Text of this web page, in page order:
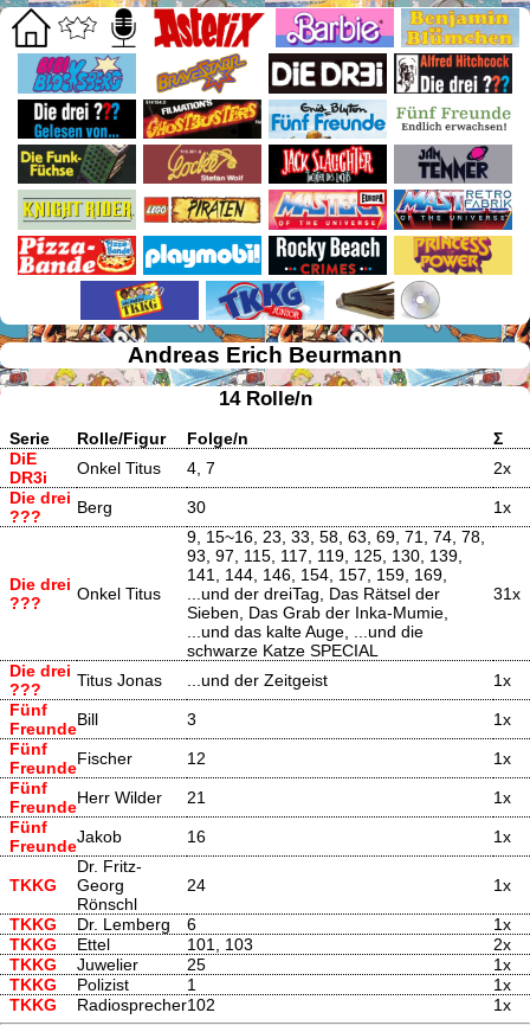
Andreas Erich Beurmann
14 Rolle/n
Serie Rolle/Figur Folge/n
Σ
DiE
DR3i
Onkel Titus 4, 7
2x
Die drei
???
Berg 30 1x
Die drei
???
Onkel Titus
9, 15~16, 23, 33, 58, 63, 69, 71, 74, 78,
93, 97, 115, 117, 119, 125, 130, 139,
141, 144, 146, 154, 157, 159, 169,
...und der dreiTag, Das Rätsel der
Sieben, Das Grab der Inka-Mumie,
...und das kalte Auge, ...und die
schwarze Katze SPECIAL
31x
Die drei
???
Titus Jonas ...und der Zeitgeist
1x
Fünf
FreundeBill 3
1x
Fünf
FreundeFischer 12
1x
Fünf
FreundeHerr Wilder 21
1x
Fünf
FreundeJakob 16 1x
TKKG
Dr. Fritz-
Georg
Rönschl
24 1x
TKKG Dr. Lemberg 6
1x
TKKG
Ettel 101, 103
2x
TKKG
Juwelier 25
1x
TKKG
Polizist 1
1x
TKKG
Radiosprecher102 1x